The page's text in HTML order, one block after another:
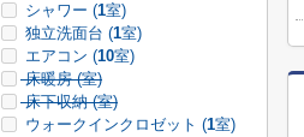
シャワー (1室)
独立洗面台 (1室)
エアコン (10室)
床暖房 (室)
床下収納 (室)
ウォークインクロゼット (1室)